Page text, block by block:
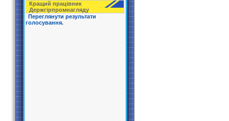
Кращий працівник
Держгірпрoмнагляду
Переглянути результати
голосування.